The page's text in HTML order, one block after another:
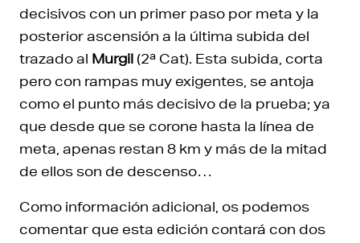
decisivos con un primer paso por meta y la
posterior ascensión a la última subida del
trazado al Murgil (2ª Cat). Esta subida, corta
pero con rampas muy exigentes, se antoja
como el punto más decisivo de la prueba; ya
que desde que se corone hasta la línea de
meta, apenas restan 8 km y más de la mitad
de ellos son de descenso…
Como información adicional, os podemos
comentar que esta edición contará con dos